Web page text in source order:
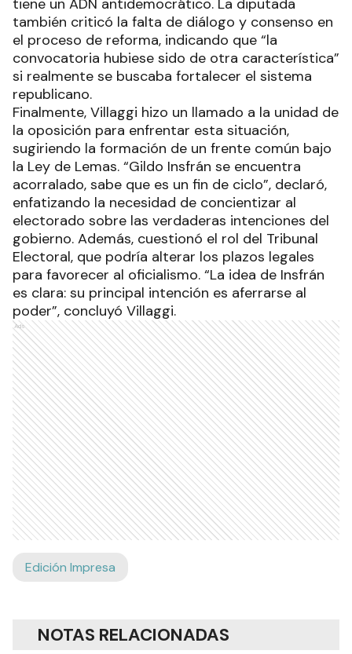
también criticó la falta de diálogo y consenso en
el proceso de reforma, indicando que “la
convocatoria hubiese sido de otra característica”
si realmente se buscaba fortalecer el sistema
republicano.
Finalmente, Villaggi hizo un llamado a la unidad de
la oposición para enfrentar esta situación,
sugiriendo la formación de un frente común bajo
la Ley de Lemas. “Gildo Insfrán se encuentra
acorralado, sabe que es un fin de ciclo”, declaró,
enfatizando la necesidad de concientizar al
electorado sobre las verdaderas intenciones del
gobierno. Además, cuestionó el rol del Tribunal
Electoral, que podría alterar los plazos legales
para favorecer al oficialismo. “La idea de Insfrán
es clara: su principal intención es aferrarse al
poder”, concluyó Villaggi.
Ads
Edición Impresa
NOTAS RELACIONADAS